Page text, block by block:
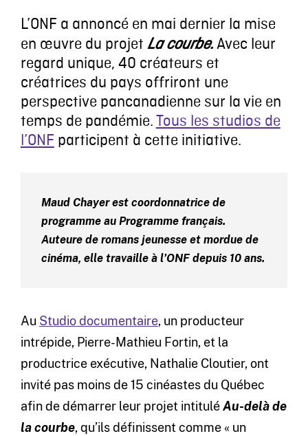
L’ONF a annoncé en mai dernier la mise
en œuvre du projet La courbe. Avec leur
regard unique, 40 créateurs et
créatrices du pays offriront une
perspective pancanadienne sur la vie en
temps de pandémie.Tous les studios de
l’ONF participent à cette initiative.
Maud Chayer est coordonnatrice de
programme au Programme français.
Auteure de romans jeunesse et mordue de
cinéma, elle travaille à l’ONF depuis 10 ans.
Au Studio documentaire, un producteur
intrépide, Pierre-Mathieu Fortin, et la
productrice exécutive, Nathalie Cloutier, ont
invité pas moins de 15 cinéastes du Québec
afin de démarrer leur projet intituléAu-delà de
la courbe, qu’ils définissent comme « un